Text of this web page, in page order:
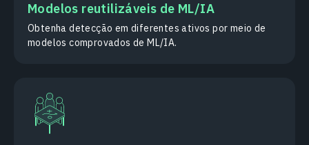
Modelos reutilizáveis de ML/IA
Obtenha detecção em diferentes ativos por meio de
modelos comprovados de ML/IA.